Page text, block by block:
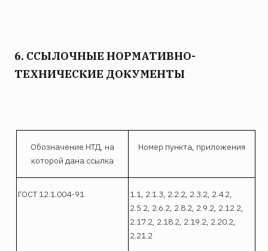
6. ССЫЛОЧНЫЕ НОРМАТИВНО-
ТЕХНИЧЕСКИЕ ДОКУМЕНТЫ
Обозначение НТД, на
которой дана ссылка
Номер пункта, приложения
ГОСТ 12.1.004-91
1.1, 2.1.3, 2.2.2, 2.3.2, 2.4.2,
2.5.2, 2.6.2, 2.8.2, 2.9.2, 2.12.2,
2.17.2, 2.18.2, 2.19.2, 2.20.2,
2.21.2